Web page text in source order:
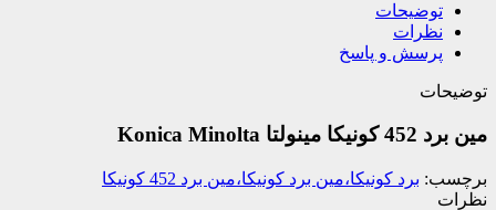
توضیحات
نظرات
پرسش و پاسخ
توضیحات
مین برد 452 کونیکا مینولتا Konica Minolta
برچسب: برد کونیکا،مین برد کونیکا،مین برد 452 کونیکا
نظرات